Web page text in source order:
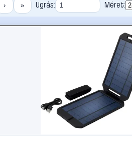
› » Ugrás: Méret: